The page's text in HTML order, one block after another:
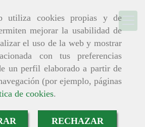
utiliza cookies propias y de
mejorar la usabilidad de
el uso de la web y mostrar
con tus preferencias
un perfil elaborado a partir de
(por ejemplo, páginas
de cookies.
RECHAZAR